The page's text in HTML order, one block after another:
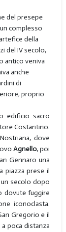
del presepe
complesso
della
del IV secolo,
antico veniva
anche
di
proprio
edificio sacro
Costantino.
dove
Agnello, poi
Gennaro una
piazza prese il
un secolo dopo
dovute fuggire
iconoclasta.
Gregorio e il
poca distanza